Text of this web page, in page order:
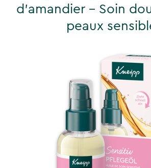
d'amandier - Soin
peaux